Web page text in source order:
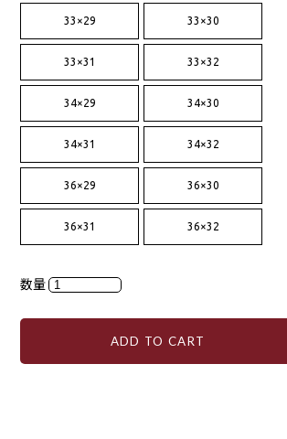
33×29 33×30
33×31 33×32
34×29 34×30
34×31 34×32
36×29 36×30
36×31 36×32
数量
ADD TO CART